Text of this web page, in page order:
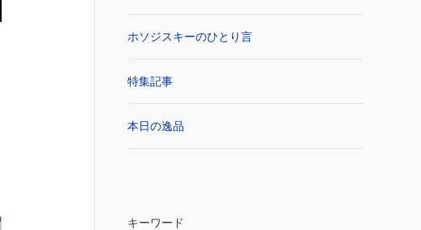
ホソジスキーのひとり言
特集記事
本日の逸品
キーワード